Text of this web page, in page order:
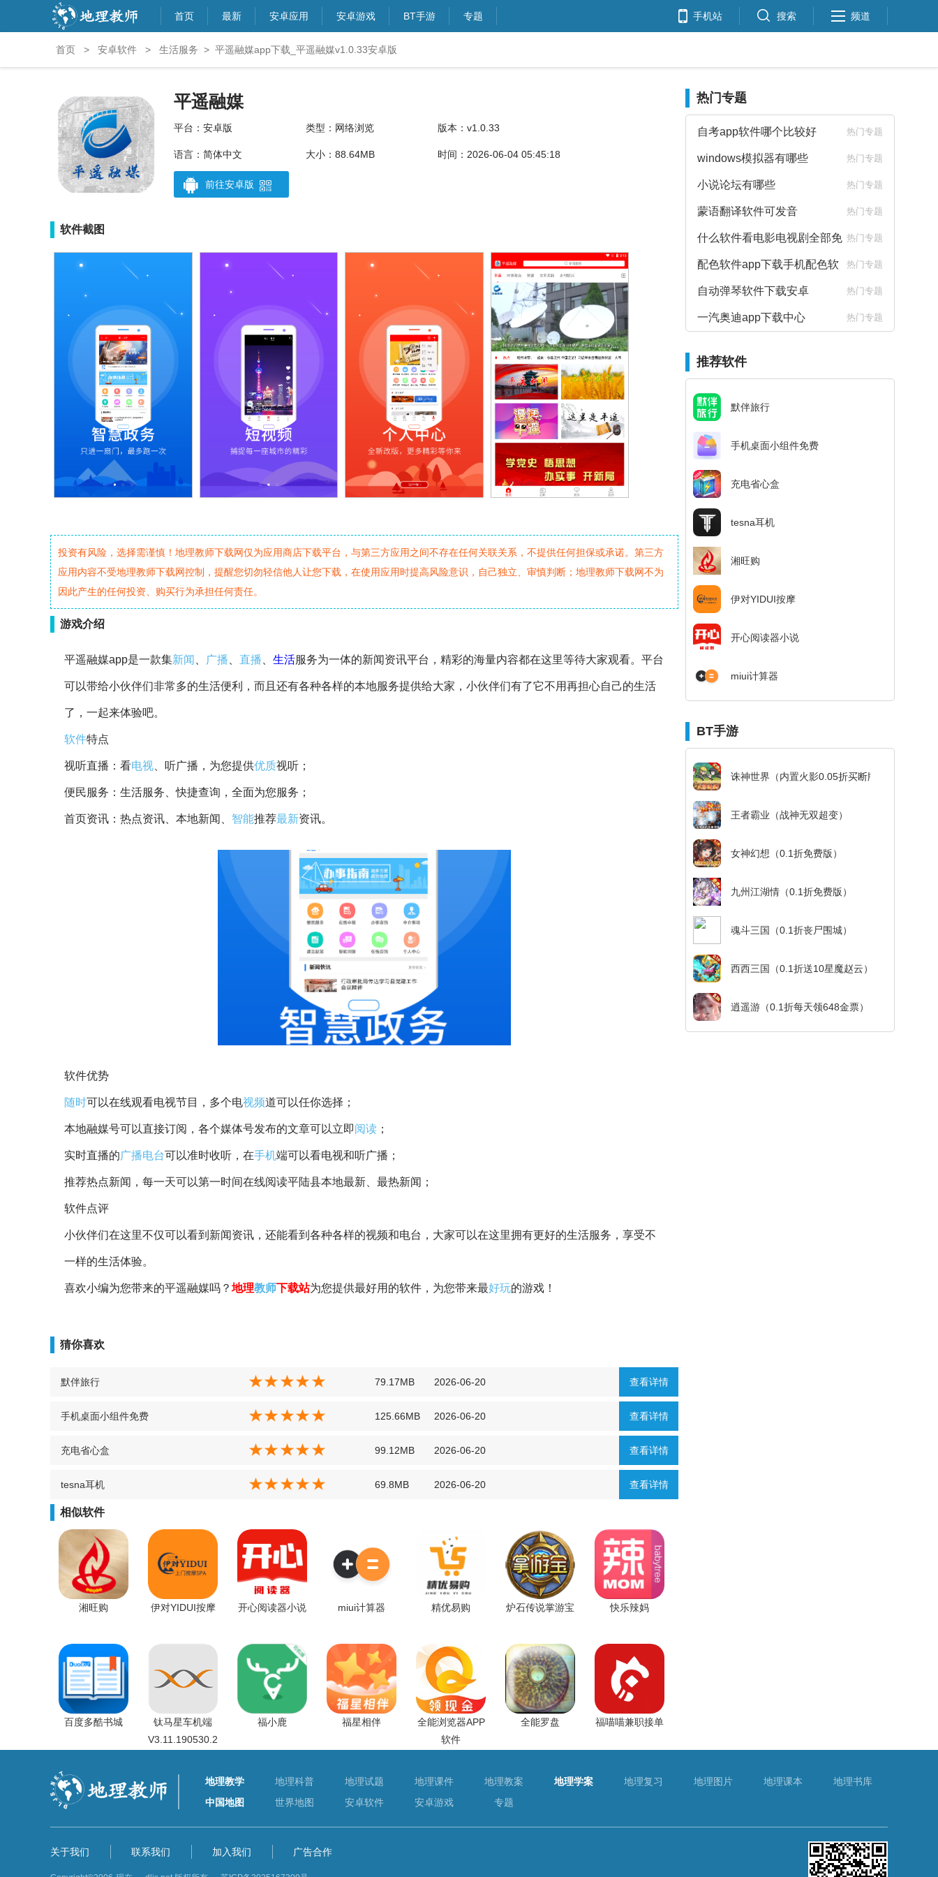
首页 最新 安卓应用 安卓游戏 BT手游 专题 手机站 搜索 频道
首页 > 安卓软件 > 生活服务 > 平遥融媒app下载_平遥融媒v1.0.33安卓版
平遥融媒
平台：安卓版 类型：网络浏览 版本：v1.0.33
语言：简体中文 大小：88.64MB 时间：2026-06-04 05:45:18
前往安卓版
软件截图
投资有风险，选择需谨慎！地理教师下载网仅为应用商店下载平台，与第三方应用之间不存在任何关联关系，不提供任何担保或承诺。第三方
应用内容不受地理教师下载网控制，提醒您切勿轻信他人让您下载，在使用应用时提高风险意识，自己独立、审慎判断；地理教师下载网不为
因此产生的任何投资、购买行为承担任何责任。
游戏介绍
平遥融媒app是一款集新闻 广播 直播 生活服务为一体的新闻资讯平台，精彩的海量内容都在这里等待大家观看。平台
可以带给小伙伴们非常多的生活便利，而且还有各种各样的本地服务提供给大家，小伙伴们有了它不用再担心自己的生活
了，一起来体验吧。
软件特点
视听直播：看电视 、听广播，为您提供优质视听；
便民服务：生活服务、快捷查询，全面为您服务；
首页资讯：热点资讯、本地新闻、 智能推荐最新资讯。
软件优势
随时可以在线观看电视节目，多个电视频道可以任你选择；
本地融媒号可以直接订阅，各个媒体号发布的文章可以立即阅读 ；
实时直播的广播电台可以准时收听，在手机端可以看电视和听广播；
推荐热点新闻，每一天可以第一时间在线阅读平陆县本地最新、最热新闻；
软件点评
小伙伴们在这里不仅可以看到新闻资讯，还能看到各种各样的视频和电台，大家可以在这里拥有更好的生活服务，享受不
一样的生活体验。
喜欢小编为您带来的平遥融媒吗？ 地理教师下载站为您提供最好用的软件，为您带来最好玩的游戏！
猜你喜欢
查看详情
默伴旅行 79.17MB 2026-06-20
查看详情
手机桌面小组件免费 125.66MB 2026-06-20
查看详情
充电省心盒 99.12MB 2026-06-20
查看详情
tesna耳机 69.8MB 2026-06-20
相似软件
湘旺购 伊对YIDUI按摩 开心阅读器小说 miui计算器 精优易购 炉石传说掌游宝 快乐辣妈
百度多酷书城
钛马星车机端
V3.11.190530.2
福小鹿 福星相伴
全能浏览器APP
软件
全能罗盘 福喵喵兼职接单
热门专题
自考app软件哪个比较好 热门专题
windows模拟器有哪些 热门专题
小说论坛有哪些 热门专题
蒙语翻译软件可发音 热门专题
什么软件看电影电视剧全部免
费
热门专题
配色软件app下载手机配色软
件下载
热门专题
自动弹琴软件下载安卓 热门专题
一汽奥迪app下载中心 热门专题
推荐软件
默伴旅行
手机桌面小组件免费
充电省心盒
tesna耳机
湘旺购
伊对YIDUI按摩
开心阅读器小说
miui计算器
BT手游
诛神世界（内置火影0.05折买断版）
王者霸业（战神无双超变）
女神幻想（0.1折免费版）
九州江湖情（0.1折免费版）
魂斗三国（0.1折丧尸围城）
西西三国（0.1折送10星魔赵云）
逍遥游（0.1折每天领648金票）
地理教学 地理科普 地理试题 地理课件 地理教案 地理学案 地理复习 地理图片 地理课本
地理书库
中国地图
世界地图 安卓软件 安卓游戏 专题
关于我们 联系我们 加入我们 广告合作